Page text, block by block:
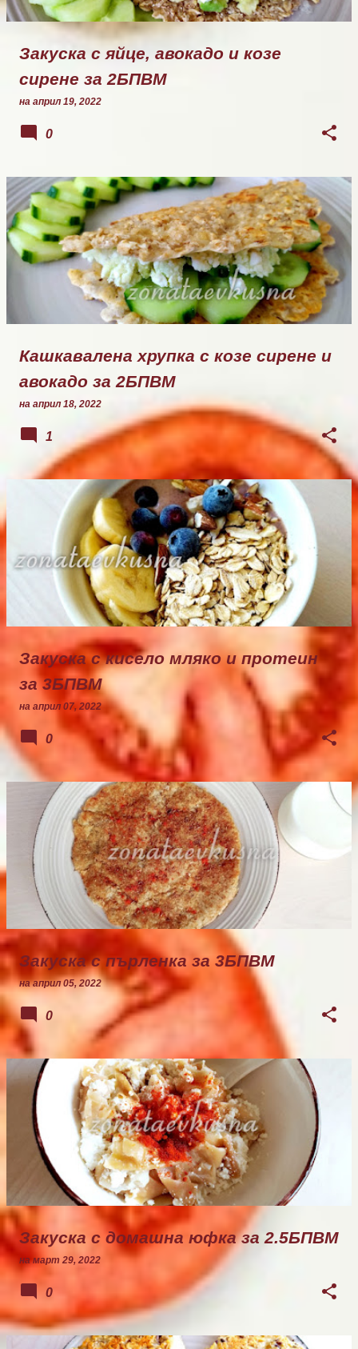
Закуска с яйце, авокадо и козе
сирене за 2БПВМ
на април 19, 2022
0
Кашкавалена хрупка с козе сирене и
авокадо за 2БПВМ
на април 18, 2022
1
Закуска с кисело мляко и протеин
за 3БПВМ
на април 07, 2022
0
Закуска с пърленка за 3БПВМ
нааприл 05, 2022
0
Закуска с домашна юфка за 2.5БПВМ
намарт 29, 2022
0